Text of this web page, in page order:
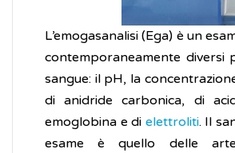
L’emogasanalisi (Ega) è un
contemporaneamente diversi
sangue: il pH, la
di anidride carbonica, di
emoglobina e di elettroliti. Il
esame è quello delle